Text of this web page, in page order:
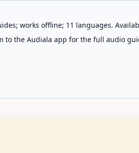
works offline; 11 languages.
to the Audiala app for the full audio